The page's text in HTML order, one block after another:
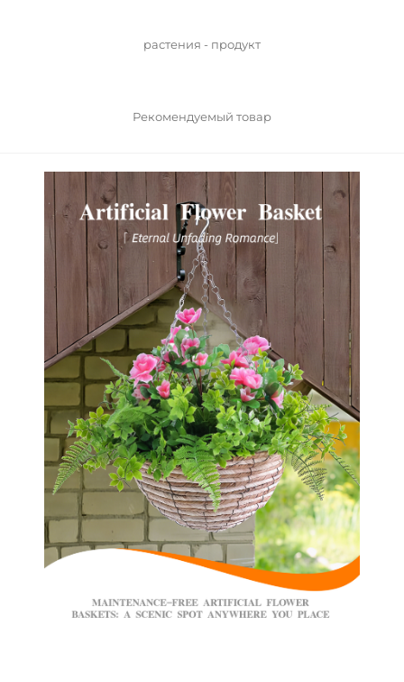
растения - продукт
Рекомендуемый товар